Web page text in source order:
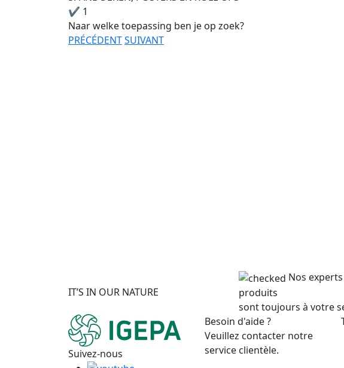
✔ 1
Naar welke toepassing ben je op zoek?
PRÉCÉDENTSUIVANT
IT’S IN OUR NATURE
Nos
produits
sont toujours à votre
Suivez-nous
Besoin d'aide ?
Veuillez contacter notre
service clientèle.